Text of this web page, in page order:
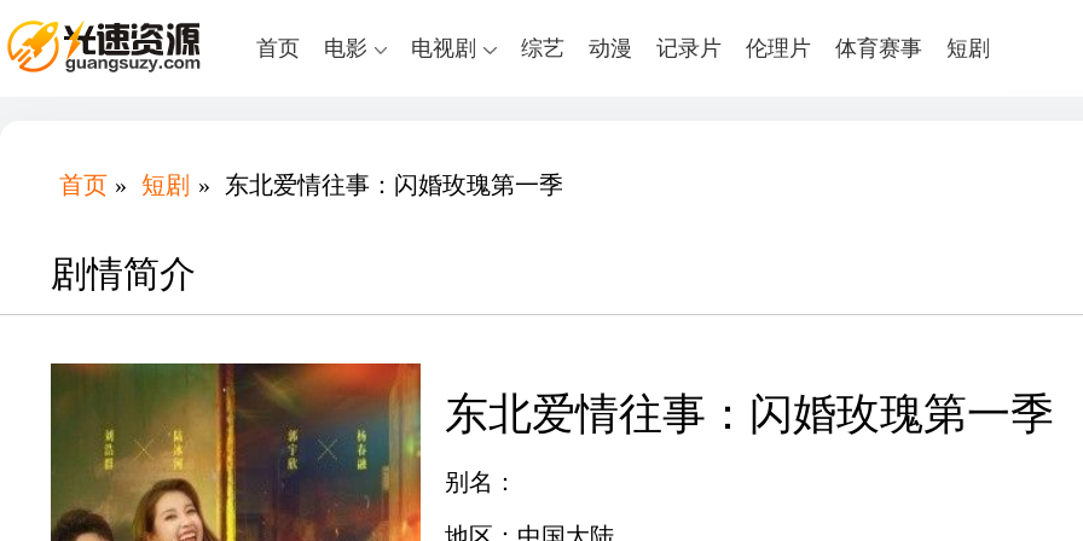
首页 电影 电视剧 综艺 动漫 记录片 伦理片 体育赛事 短剧
首页 » 短剧 » 东北爱情往事：闪婚玫瑰第一季
剧情简介
东北爱情往事：闪婚玫瑰第一季
别名：